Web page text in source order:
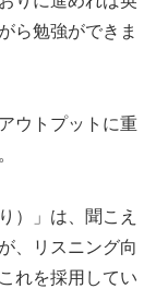
ら勉強ができま
ウトプットに重
）」は、聞こえ
、リスニング向
れを採用してい